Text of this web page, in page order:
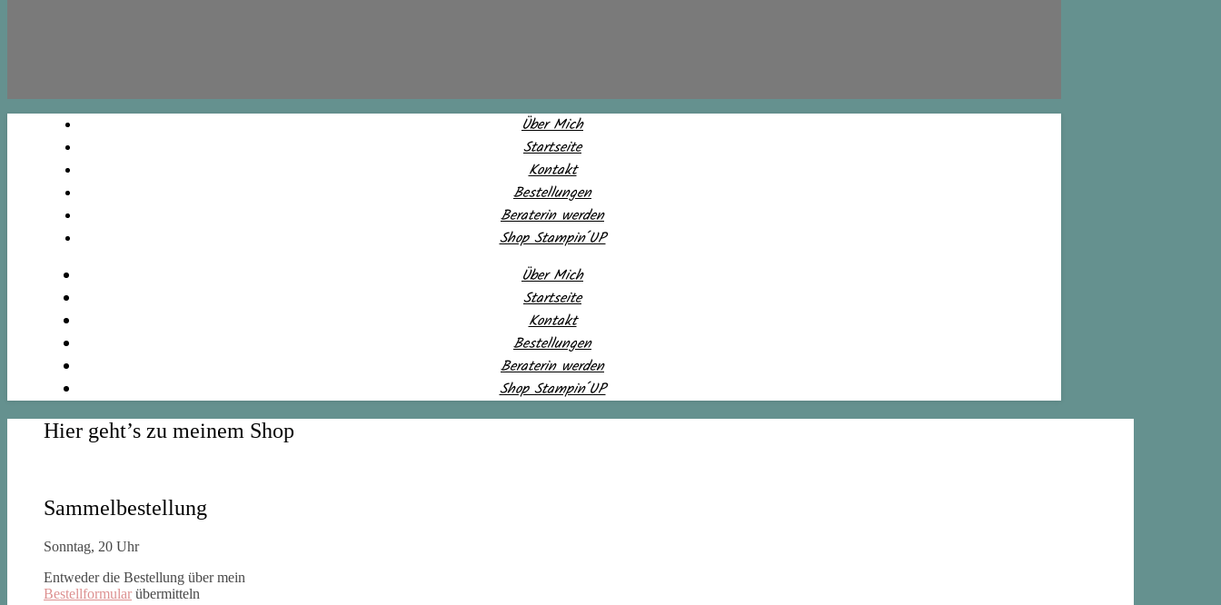
Über Mich
Startseite
Kontakt
Bestellungen
Beraterin werden
Shop Stampin´UP
Über Mich
Startseite
Kontakt
Bestellungen
Beraterin werden
Shop Stampin´UP
Hier geht’s zu meinem Shop
Sammelbestellung
Sonntag, 20 Uhr
Entweder die Bestellung über mein
Bestellformular übermitteln